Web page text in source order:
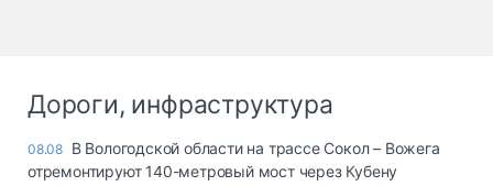
Дороги, инфраструктура
08.08 В Вологодской области на трассе Сокол – Вожега
отремонтируют 140-метровый мост через Кубену